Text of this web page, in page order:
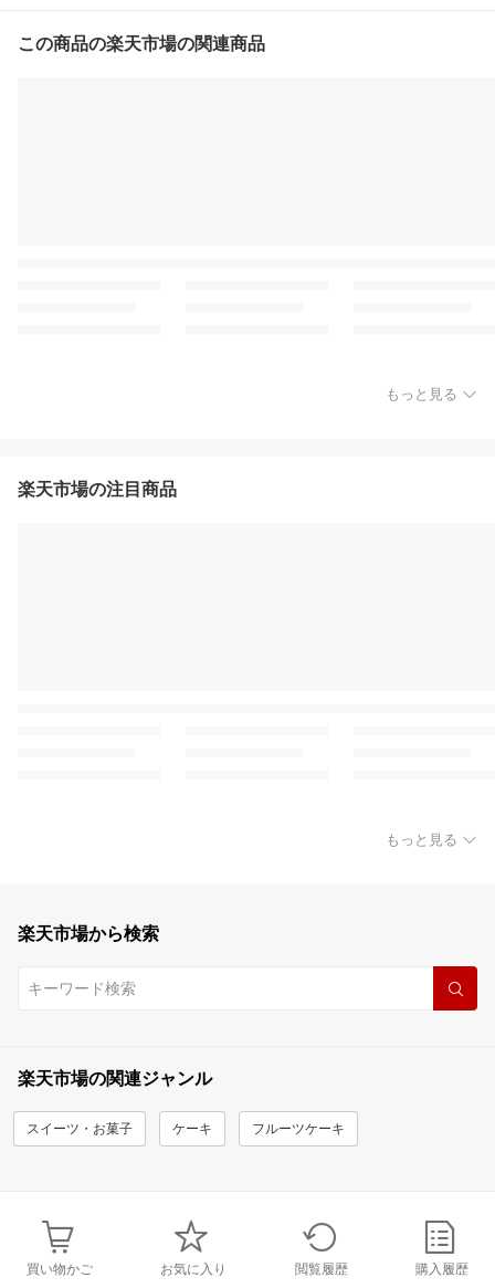
この商品の楽天市場の関連商品
もっと見る
楽天市場の注目商品
もっと見る
楽天市場から検索
楽天市場の関連ジャンル
スイーツ・お菓子 ケーキ フルーツケーキ
買い物かご お気に入り 閲覧履歴 購入履歴